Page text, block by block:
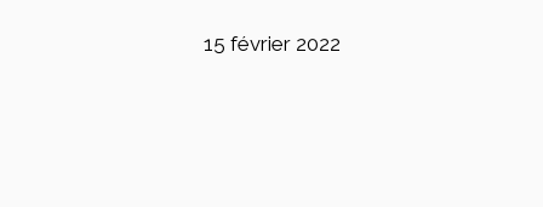
15 février 2022